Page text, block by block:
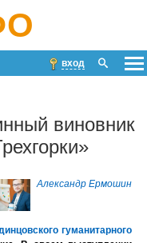
вход
виновник
Александр Ермошин
гуманитарного